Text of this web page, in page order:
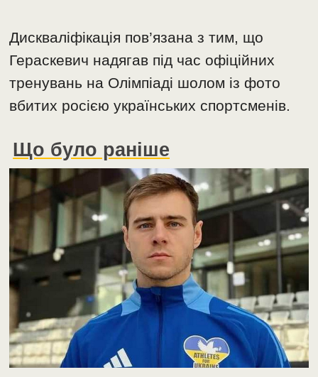
Дискваліфікація пов’язана з тим, що
Гераскевич надягав під час офіційних
тренувань на Олімпіаді шолом із фото
вбитих росією українських спортсменів.
Що було раніше